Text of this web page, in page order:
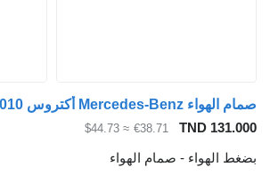
TND
€38.71
≈ $44.73
- صمام الهواء